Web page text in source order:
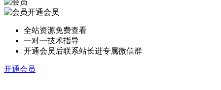
开通会员
全站资源免费查看
一对一技术指导
开通会员后联系站长进专属微信群
开通会员